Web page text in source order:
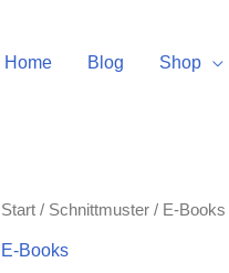
Home Blog Shop
Start / Schnittmuster / E-Books
E-Books
E-
Book